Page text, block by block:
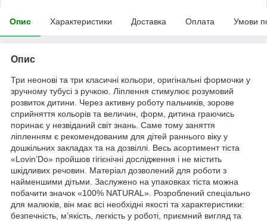
Опис Характеристики Доставка Оплата Умови
Опис
Три неонові та три класичні кольори, оригінальні формочки у
зручному тубусі з ручкою. Ліплення стимулює розумовий
розвиток дитини. Через активну роботу пальчиків, зорове
сприйняття кольорів та величин, форм, дитина граючись
поринає у незвіданий світ знань. Саме тому заняття
ліпленням є рекомендованим для дітей раннього віку у
дошкільних закладах та на дозвіллі. Весь асортимент тіста
«Lovin’Do» пройшов гігієнічні дослідження і не містить
шкідливих речовин. Матеріал дозволений для роботи з
найменшими дітьми. Заслужено на упаковках тіста можна
побачити значок «100% NATURAL». Розроблений спеціально
для малюків, він має всі необхідні якості та характеристики:
безпечність, м’якість, легкість у роботі, приємний вигляд та